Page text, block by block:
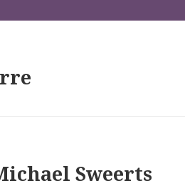
Sweerts